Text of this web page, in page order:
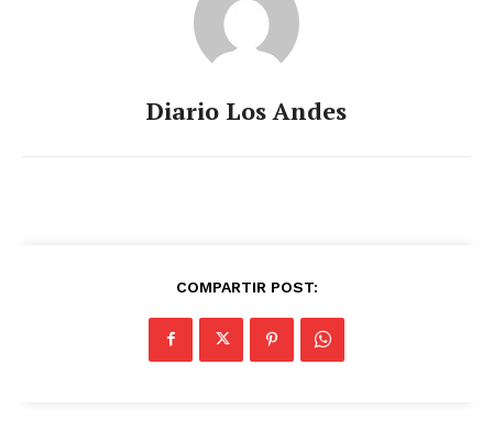
Diario Los Andes
COMPARTIR POST: